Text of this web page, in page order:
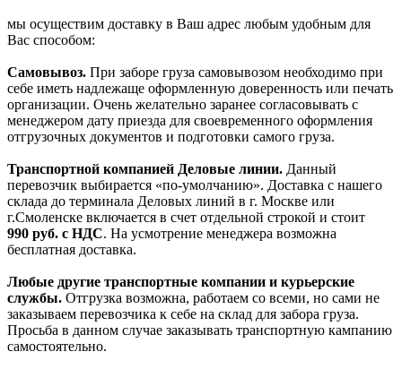
мы осуществим доставку в Ваш адрес любым удобным для
Вас способом:
Самовывоз. При заборе груза самовывозом необходимо при
себе иметь надлежаще оформленную доверенность или печать
организации. Очень желательно заранее согласовывать с
менеджером дату приезда для своевременного оформления
отгрузочных документов и подготовки самого груза.
Транспортной компанией Деловые линии. Данный
перевозчик выбирается «по-умолчанию». Доставка с нашего
склада до терминала Деловых линий в г. Москве или
г.Смоленске включается в счет отдельной строкой и стоит
990 руб. с НДС. На усмотрение менеджера возможна
бесплатная доставка.
Любые другие транспортные компании и курьерские
службы. Отгрузка возможна, работаем со всеми, но сами не
заказываем перевозчика к себе на склад для забора груза.
Просьба в данном случае заказывать транспортную кампанию
самостоятельно.